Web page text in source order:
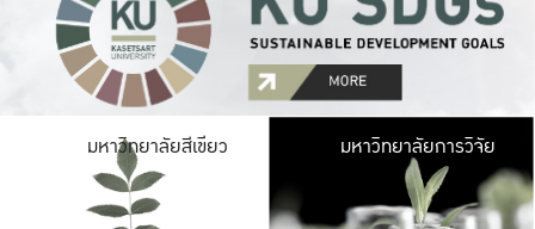
มหาวิทยาลัยสีเขียว มหาวิ
มีพื้นที่เขียวสดใส
เป็นป่าในเมือง เกษต
มหาวิทยาลัยการวิจัย